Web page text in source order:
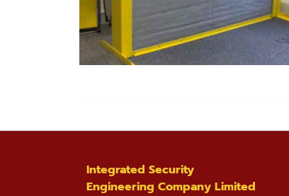
Integrated Security
Engineering Company Limited